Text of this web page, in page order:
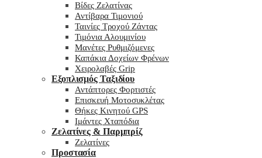
Βίδες Ζελατίνας
Αντίβαρα Τιμονιού
Ταινίες Τροχού Ζάντας
Τιμόνια Αλουμινίου
Μανέτες Ρυθμιζόμενες
Καπάκια Δοχείων Φρένων
Χειρολαβές Grip
Εξοπλισμός Ταξιδίου
Αντάπτορες Φορτιστές
Επισκευή Μοτοσυκλέτας
Θήκες Κινητού GPS
Ιμάντες Χταπόδια
Ζελατίνες & Παρμπρίζ
Ζελατίνες
Προστασία